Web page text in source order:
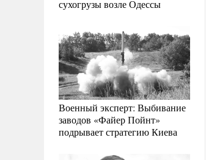
сухогрузы возле Одессы
Военный эксперт: Выбивание
заводов «Файер Пойнт»
подрывает стратегию Киева